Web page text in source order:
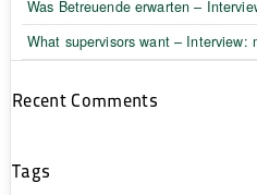
Was Betreuende erwarten –
What supervisors want – Interview:
Recent Comments
Tags